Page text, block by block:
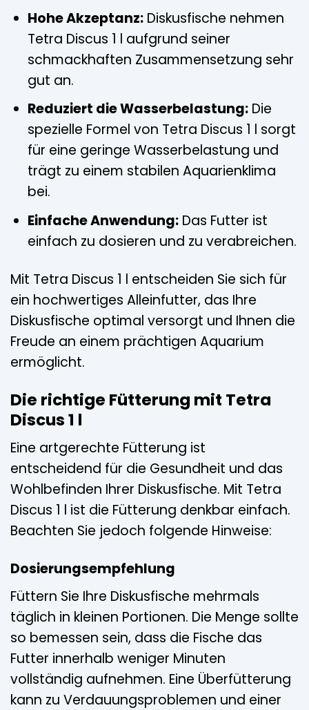
Hohe Akzeptanz:Diskusfische nehmen
Tetra Discus 1 l aufgrund seiner
schmackhaften Zusammensetzung sehr
gut an.
Reduziert die Wasserbelastung:Die
spezielle Formel von Tetra Discus 1 l sorgt
für eine geringe Wasserbelastung und
trägt zu einem stabilen Aquarienklima
bei.
Einfache Anwendung:Das Futter ist
einfach zu dosieren und zu verabreichen.
Mit Tetra Discus 1 l entscheiden Sie sich für
ein hochwertiges Alleinfutter, das Ihre
Diskusfische optimal versorgt und Ihnen die
Freude an einem prächtigen Aquarium
ermöglicht.
Die richtige Fütterung mit Tetra
Discus 1 l
Eine artgerechte Fütterung ist
entscheidend für die Gesundheit und das
Wohlbefinden Ihrer Diskusfische. Mit Tetra
Discus 1 l ist die Fütterung denkbar einfach.
Beachten Sie jedoch folgende Hinweise:
Dosierungsempfehlung
Füttern Sie Ihre Diskusfische mehrmals
täglich in kleinen Portionen. Die Menge sollte
so bemessen sein, dass die Fische das
Futter innerhalb weniger Minuten
vollständig aufnehmen. Eine Überfütterung
kann zu Verdauungsproblemen und einer